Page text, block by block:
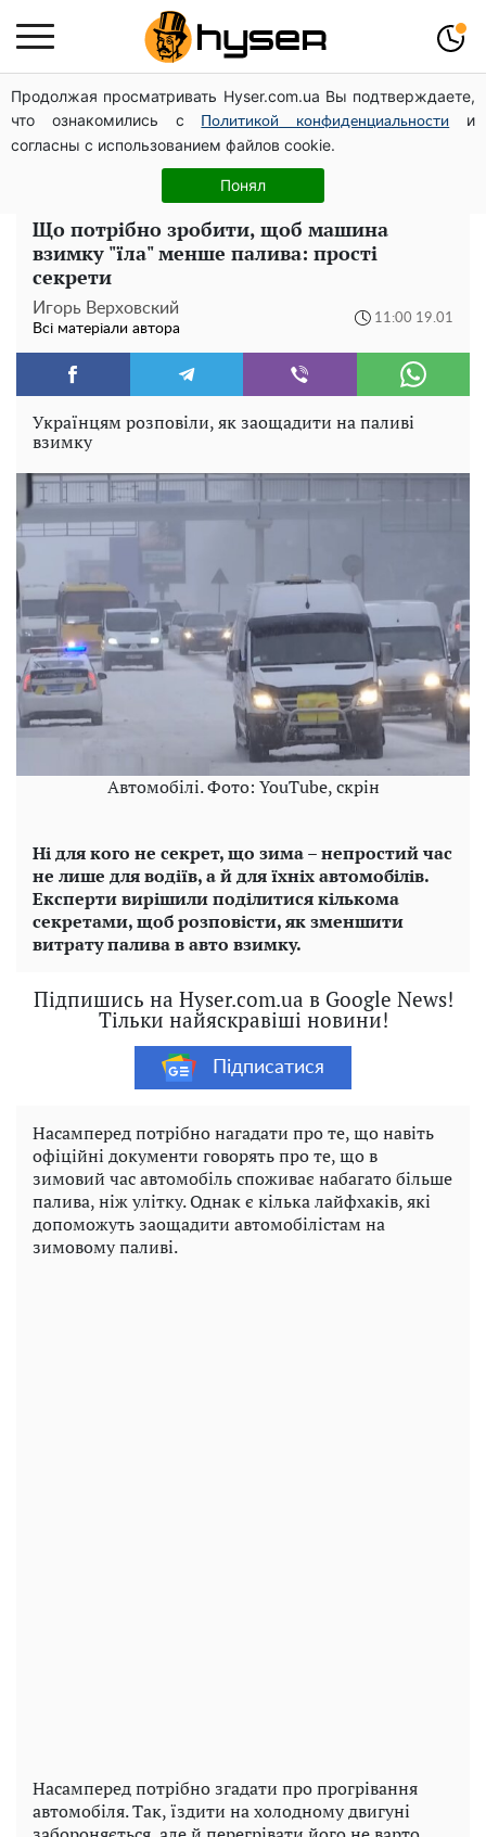
Продолжая просматривать Hyser.com.ua Вы подтверждаете,
что ознакомились с
Политикой конфиденциальности
и
согласны с использованием файлов cookie.
Понял
На Подолі обговорили розвиток реабілітації та
рекреації
Повністю гола Анна Трінчер блиснула "принадами":
таких розмірів ви ще не бачили
Що потрібно зробити, щоб машина
взимку "їла" менше палива: прості
секрети
Игорь Верховский
Всі матеріали автора
11:00 19.01
Українцям розповіли, як заощадити на паливі
взимку
Автомобілі. Фото: YouTube, скрін
Ні для кого не секрет, що зима – непростий час
не лише для водіїв, а й для їхніх автомобілів.
Експерти вирішили поділитися кількома
секретами, щоб розповісти, як зменшити
витрату палива в авто взимку.
Підпишись на Hyser.com.ua в Google News!
Тільки найяскравіші новини!
Підписатися
Насамперед потрібно нагадати про те, що навіть
офіційні документи говорять про те, що в
зимовий час автомобіль споживає набагато більше
палива, ніж улітку. Однак є кілька лайфхаків, які
допоможуть заощадити автомобілістам на
зимовому паливі.
Насамперед потрібно згадати про прогрівання
автомобіля. Так, їздити на холодному двигуні